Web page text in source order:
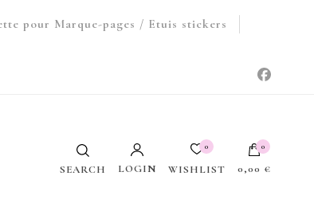
pour Marque-pages / Etuis stickers
SEARCH LOGIN
0
WISHLIST
0
0,00 €